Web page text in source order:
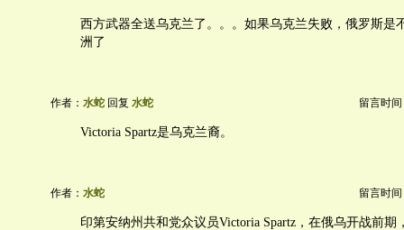
西方武器全送乌克兰了。。。如果乌克兰失败，俄罗斯是
洲了
作者： 水蛇 回复 水蛇 留言时间
Victoria Spartz是乌克兰裔。
作者： 水蛇 留言时间
印第安纳州共和党众议员Victoria Spartz，在俄乌开战前期